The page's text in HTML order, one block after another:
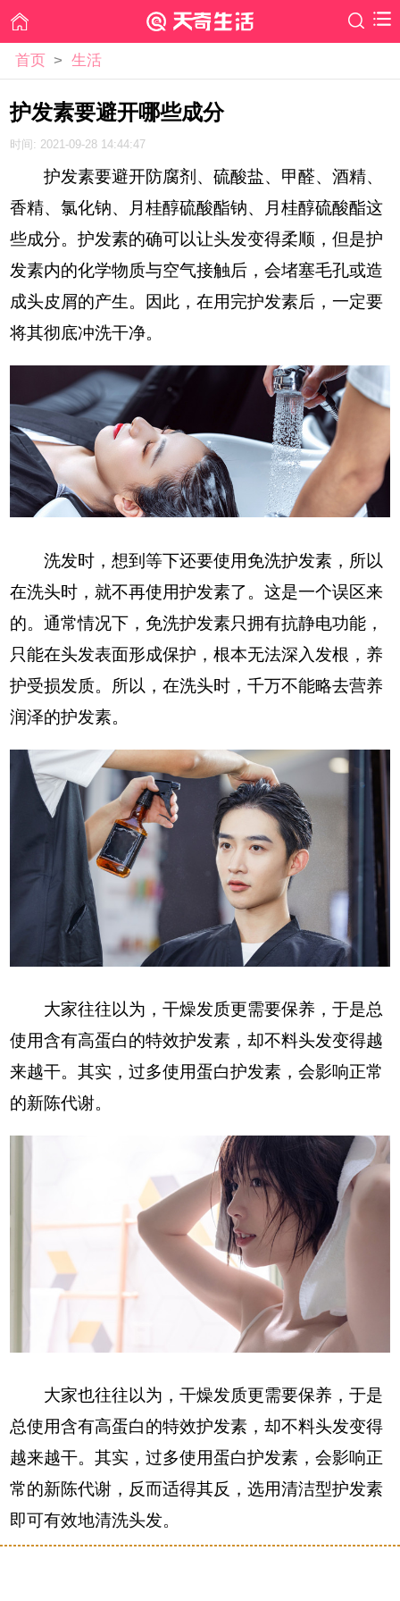
首页 > 生活
护发素要避开哪些成分
时间: 2021-09-28 14:44:47
护发素要避开防腐剂、硫酸盐、甲醛、酒精、
香精、氯化钠、月桂醇硫酸酯钠、月桂醇硫酸酯这
些成分。护发素的确可以让头发变得柔顺，但是护
发素内的化学物质与空气接触后，会堵塞毛孔或造
成头皮屑的产生。因此，在用完护发素后，一定要
将其彻底冲洗干净。
洗发时，想到等下还要使用免洗护发素，所以
在洗头时，就不再使用护发素了。这是一个误区来
的。通常情况下，免洗护发素只拥有抗静电功能，
只能在头发表面形成保护，根本无法深入发根，养
护受损发质。所以，在洗头时，千万不能略去营养
润泽的护发素。
大家往往以为，干燥发质更需要保养，于是总
使用含有高蛋白的特效护发素，却不料头发变得越
来越干。其实，过多使用蛋白护发素，会影响正常
的新陈代谢。
大家也往往以为，干燥发质更需要保养，于是
总使用含有高蛋白的特效护发素，却不料头发变得
越来越干。其实，过多使用蛋白护发素，会影响正
常的新陈代谢，反而适得其反，选用清洁型护发素
即可有效地清洗头发。